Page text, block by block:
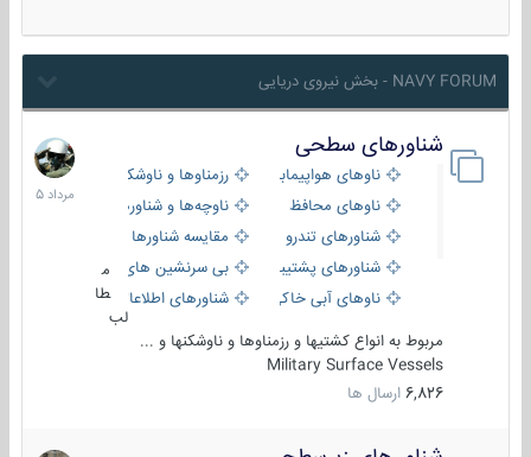
NAVY FORUM - بخش نیروی دریایی
شناورهای سطحی
ناوهای هواپیمابر و بالگرد بررزمناوها و ناوشکن‌ها
ناوهای محافظ
ناوچه‌ها و شناورهای گشتی
شناورهای تندرو
مقایسه شناورها
شناورهای پشتیبانی
بی سرنشین های دریایی
ناوهای آبی خاکی و نیروبرشناورهای اطلاعاتی و جاسوسی
طا
لب
مربوط به انواع کشتیها و رزمناوها و ناوشکنها و ...
Military Surface Vessels
6,826 ارسال ها
2
مرداد
1405